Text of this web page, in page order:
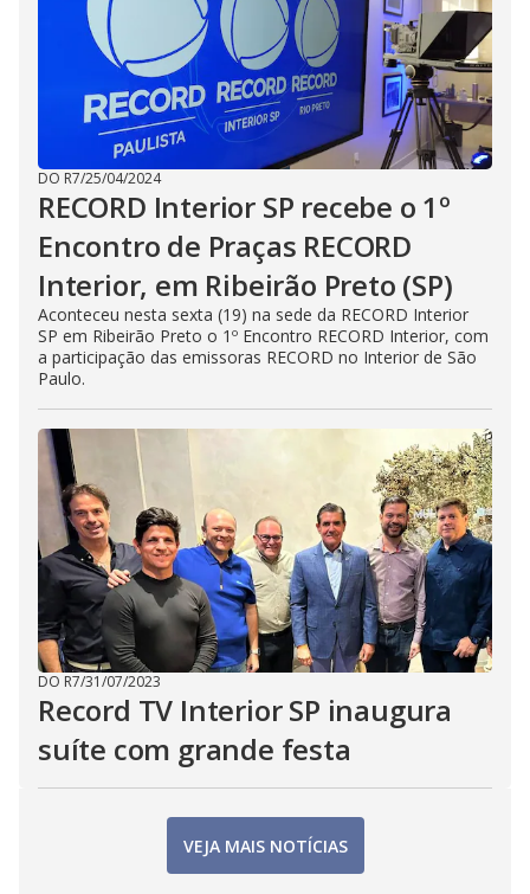
DO R7/25/04/2024
RECORD Interior SP recebe o 1º
Encontro de Praças RECORD
Interior, em Ribeirão Preto (SP)
Aconteceu nesta sexta (19) na sede da RECORD Interior
SP em Ribeirão Preto o 1º Encontro RECORD Interior, com
a participação das emissoras RECORD no Interior de São
Paulo.
DO R7/31/07/2023
Record TV Interior SP inaugura
suíte com grande festa
VEJA MAIS NOTÍCIAS